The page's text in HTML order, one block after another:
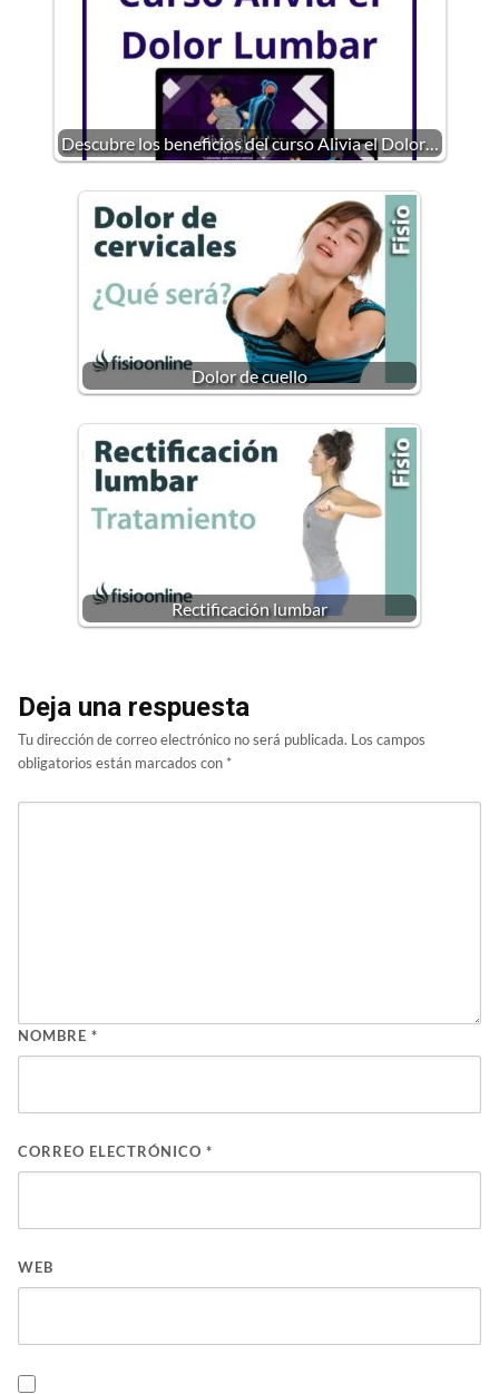
Descubre los beneficios del curso Alivia el Dolor…
Dolor de cuello
Rectificación lumbar
Deja una respuesta
Tu dirección de correo electrónico no será publicada. Los campos
obligatorios están marcados con *
NOMBRE *
CORREO ELECTRÓNICO *
WEB